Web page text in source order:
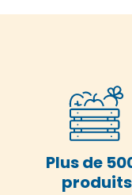
Plus de
produits